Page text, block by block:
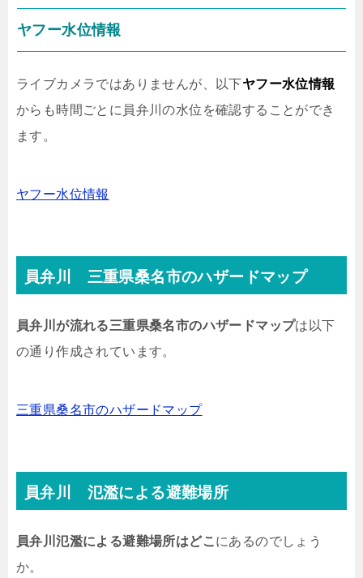
ヤフー水位情報
ライブカメラではありませんが、以下ヤフー水位情報
からも時間ごとに員弁川の水位を確認することができ
ます。
ヤフー水位情報
員弁川 三重県桑名市のハザードマップ
員弁川が流れる三重県桑名市のハザードマップは以下
の通り作成されています。
三重県桑名市のハザードマップ
員弁川 氾濫による避難場所
員弁川氾濫による避難場所はどこ にあるのでしょう
か。